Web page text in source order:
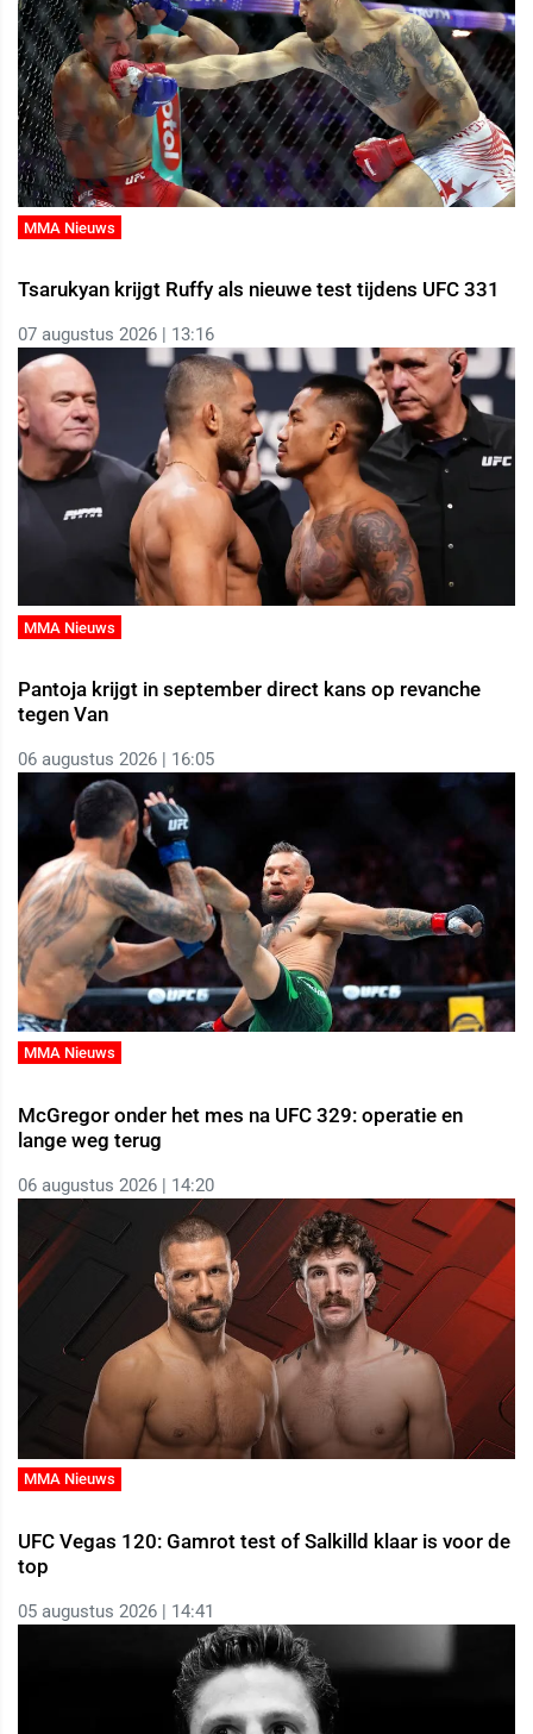
MMA Nieuws
Tsarukyan krijgt Ruffy als nieuwe test tijdens UFC 331
07 augustus 2026 | 13:16
MMA Nieuws
Pantoja krijgt in september direct kans op revanche
tegen Van
06 augustus 2026 | 16:05
MMA Nieuws
McGregor onder het mes na UFC 329: operatie en
lange weg terug
06 augustus 2026 | 14:20
MMA Nieuws
UFC Vegas 120: Gamrot test of Salkilld klaar is voor de
top
05 augustus 2026 | 14:41